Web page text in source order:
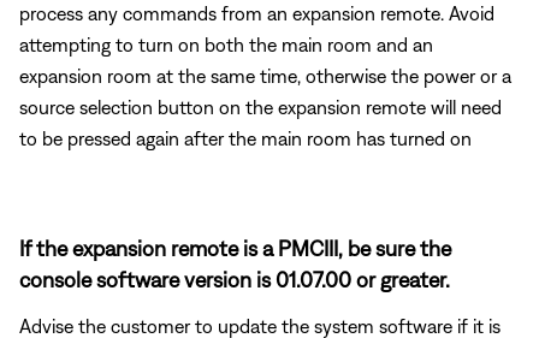
process any commands from an expansion remote. Avoid
attempting to turn on both the main room and an
expansion room at the same time, otherwise the power or a
source selection button on the expansion remote will need
to be pressed again after the main room has turned on
If the expansion remote is a PMCIII, be sure the
console software version is 01.07.00 or greater.
Advise the customer to update the system software if it is